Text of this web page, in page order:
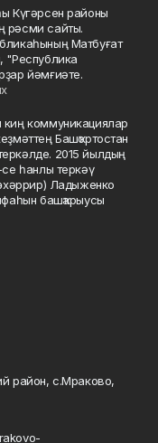
Күгәрсен районы
рәсми сайты.
Матбуғат
"Республика
йәмғиәте.
коммуникациялар
Башҡортостан
2015 йылдың
һанлы теркәү
Ладыженко
башҡарыусы
район, с.Мраково,